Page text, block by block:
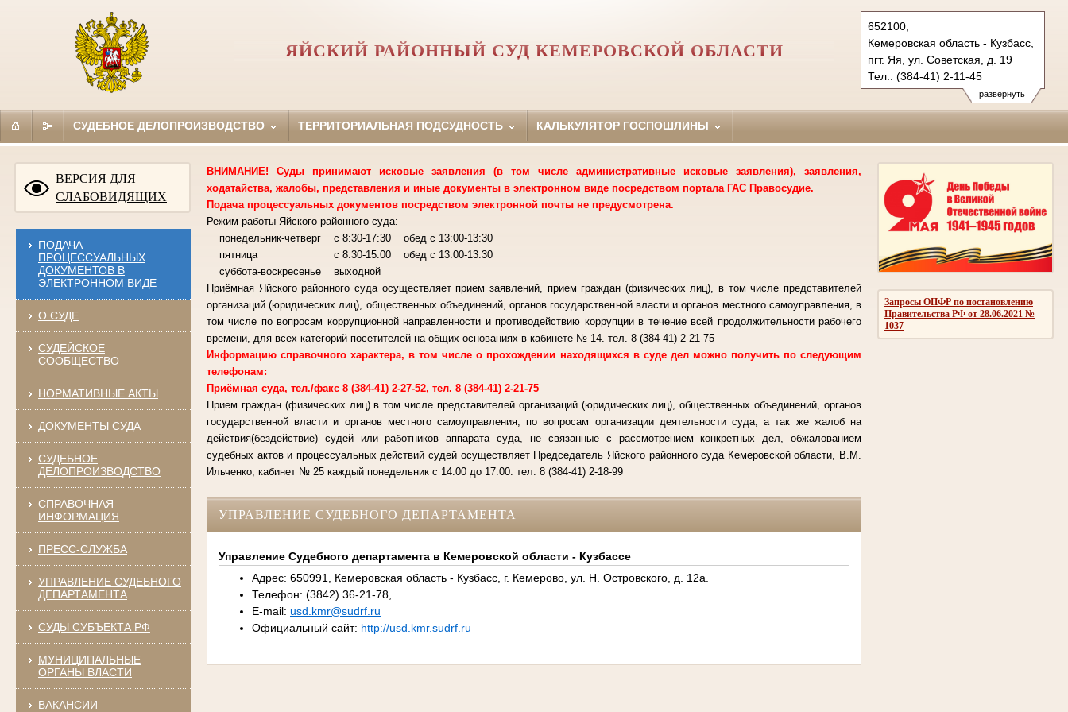
развернуть
652100,
Кемеровская область - Кузбасс,
пгт. Яя, ул. Советская, д. 19
Тел.: (384-41) 2-11-45
yaisky.kmr@sudrf.ru
ЯЙСКИЙ РАЙОННЫЙ СУД КЕМЕРОВСКОЙ ОБЛАСТИ
СУДЕБНОЕ ДЕЛОПРОИЗВОДСТВО ТЕРРИТОРИАЛЬНАЯ ПОДСУДНОСТЬ КАЛЬКУЛЯТОР ГОСПОШЛИНЫ
ВЕРСИЯ ДЛЯ
СЛАБОВИДЯЩИХ
ПОДАЧА
ПРОЦЕССУАЛЬНЫХ
ДОКУМЕНТОВ В
ЭЛЕКТРОННОМ ВИДЕ
О СУДЕ
СУДЕЙСКОЕ
СООБЩЕСТВО
НОРМАТИВНЫЕ АКТЫ
ДОКУМЕНТЫ СУДА
СУДЕБНОЕ
ДЕЛОПРОИЗВОДСТВО
СПРАВОЧНАЯ
ИНФОРМАЦИЯ
ПРЕСС-СЛУЖБА
УПРАВЛЕНИЕ СУДЕБНОГО
ДЕПАРТАМЕНТА
СУДЫ СУБЪЕКТА РФ
МУНИЦИПАЛЬНЫЕ
ОРГАНЫ ВЛАСТИ
ВАКАНСИИ
Запросы ОПФР по постановлению
Правительства РФ от 28.06.2021 №
1037
ВНИМАНИЕ! Суды принимают исковые заявления (в том числе административные исковые заявления), заявления,
ходатайства, жалобы, представления и иные документы в электронном виде посредством портала ГАС Правосудие.
Подача процессуальных документов посредством электронной почты не предусмотрена.
Режим работы Яйского районного суда:
понедельник-четверг с 8:30-17:30 обед с 13:00-13:30
пятница с 8:30-15:00 обед с 13:00-13:30
суббота-воскресенье выходной
Приёмная Яйского районного суда осуществляет прием заявлений, прием граждан (физических лиц), в том числе представителей
организаций (юридических лиц), общественных объединений, органов государственной власти и органов местного самоуправления, в
том числе по вопросам коррупционной направленности и противодействию коррупции в течение всей продолжительности рабочего
времени, для всех категорий посетителей на общих основаниях в кабинете № 14. тел. 8 (384-41) 2-21-75
Информацию справочного характера, в том числе о прохождении находящихся в суде дел можно получить по следующим
телефонам:
Приёмная суда, тел./факс 8 (384-41) 2-27-52, тел. 8 (384-41) 2-21-75
Прием граждан (физических лиц) в том числе представителей организаций (юридических лиц), общественных объединений, органов
государственной власти и органов местного самоуправления, по вопросам организации деятельности суда, а так же жалоб на
действия(бездействие) судей или работников аппарата суда, не связанные с рассмотрением конкретных дел, обжалованием
судебных актов и процессуальных действий судей осуществляет Председатель Яйского районного суда Кемеровской области, В.М.
Ильченко, кабинет № 25 каждый понедельник с 14:00 до 17:00. тел. 8 (384-41) 2-18-99
УПРАВЛЕНИЕ СУДЕБНОГО ДЕПАРТАМЕНТА
Управление Судебного департамента в Кемеровской области - Кузбассе
Адрес: 650991, Кемеровская область - Кузбасс, г. Кемерово, ул. Н. Островского, д. 12а.
Телефон: (3842) 36-21-78,
E-mail: usd.kmr@sudrf.ru
Официальный сайт: http://usd.kmr.sudrf.ru